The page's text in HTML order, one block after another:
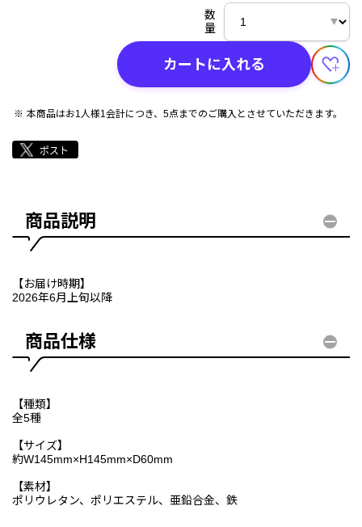
数
量
カートに入れる
本商品はお1人様1会計につき、5点までのご購入とさせていただきます。
商品説明
【お届け時期】
2026年6月上旬以降
商品仕様
【種類】
全5種
【サイズ】
約W145mm×H145mm×D60mm
【素材】
ポリウレタン、ポリエステル、亜鉛合金、鉄